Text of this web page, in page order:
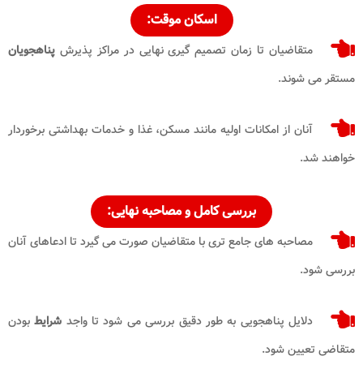
اسکان موقت:
متقاضیان تا زمان تصمیم گیری نهایی در مراکز پذیرش پناهجویان
مستقر می شوند.
آنان از امکانات اولیه مانند مسکن، غذا و خدمات بهداشتی برخوردار
خواهند شد.
بررسی کامل و مصاحبه نهایی:
مصاحبه های جامع تری با متقاضیان صورت می گیرد تا ادعاهای آنان
بررسی شود.
دلایل پناهجویی به طور دقیق بررسی می شود تا واجد شرایطبودن
متقاضی تعیین شود.